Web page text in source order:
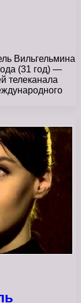
Вильгельмина
(31 год) —
телеканала